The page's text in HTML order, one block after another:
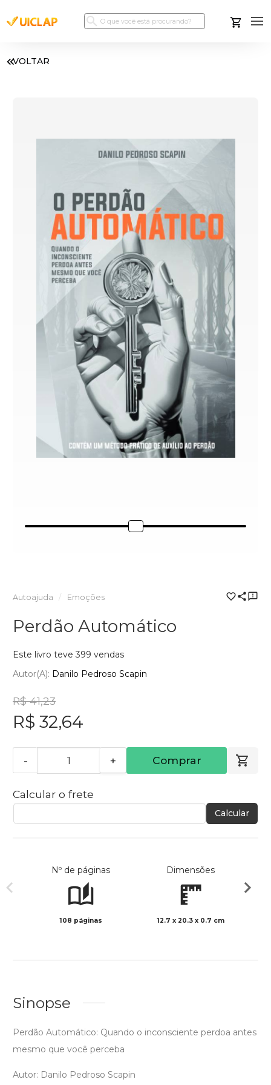
VOLTAR
Autoajuda Emoções
Perdão Automático
Este livro teve 399 vendas
Autor(a): Danilo Pedroso Scapin
R$ 41,23
R$ 32,64
- + Comprar
Calcular o frete
Calcular
Nº de páginas
108 páginas
Dimensões
12.7 x 20.3 x 0.7 cm
Sinopse
Perdão Automático: Quando o inconsciente perdoa antes
mesmo que você perceba
Autor: Danilo Pedroso Scapin